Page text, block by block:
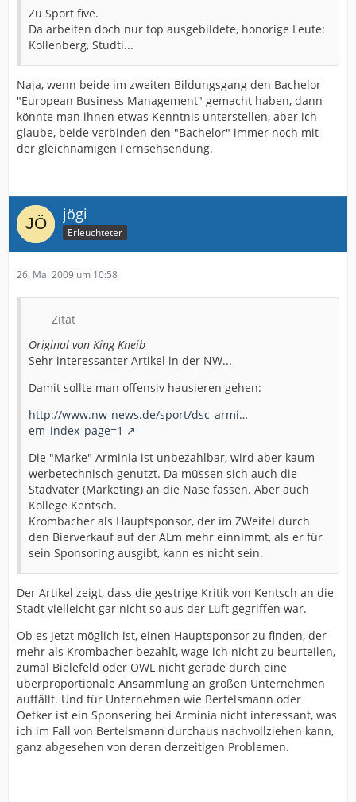
Zu Sport five.
Da arbeiten doch nur top ausgebildete, honorige Leute:
Kollenberg, Studti...
Naja, wenn beide im zweiten Bildungsgang den Bachelor
"European Business Management" gemacht haben, dann
könnte man ihnen etwas Kenntnis unterstellen, aber ich
glaube, beide verbinden den "Bachelor" immer noch mit
der gleichnamigen Fernsehsendung.
jögi
Erleuchteter
26. Mai 2009 um 10:58
Zitat
Original von King Kneib
Sehr interessanter Artikel in der NW...
Damit sollte man offensiv hausieren gehen:
http://www.nw-news.de/sport/dsc_armi…
em_index_page=1
Die "Marke" Arminia ist unbezahlbar, wird aber kaum
werbetechnisch genutzt. Da müssen sich auch die
Stadväter (Marketing) an die Nase fassen. Aber auch
Kollege Kentsch.
Krombacher als Hauptsponsor, der im ZWeifel durch
den Bierverkauf auf der ALm mehr einnimmt, als er für
sein Sponsoring ausgibt, kann es nicht sein.
Der Artikel zeigt, dass die gestrige Kritik von Kentsch an die
Stadt vielleicht gar nicht so aus der Luft gegriffen war.
Ob es jetzt möglich ist, einen Hauptsponsor zu finden, der
mehr als Krombacher bezahlt, wage ich nicht zu beurteilen,
zumal Bielefeld oder OWL nicht gerade durch eine
überproportionale Ansammlung an großen Unternehmen
auffällt. Und für Unternehmen wie Bertelsmann oder
Oetker ist ein Sponsering bei Arminia nicht interessant, was
ich im Fall von Bertelsmann durchaus nachvollziehen kann,
ganz abgesehen von deren derzeitigen Problemen.